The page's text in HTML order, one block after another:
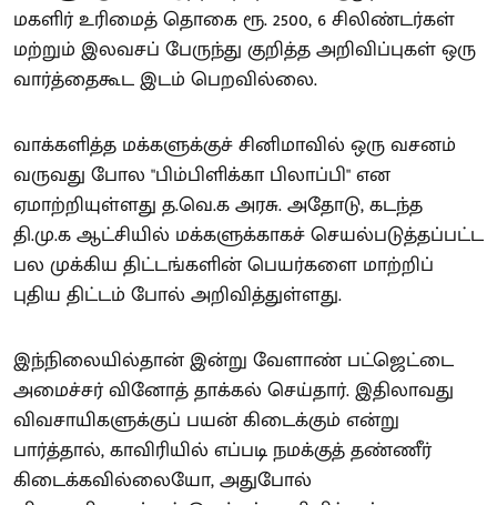
மகளிர் உரிமைத் தொகை ரூ. 2500, 6 சிலிண்டர்கள்
மற்றும் இலவசப் பேருந்து குறித்த அறிவிப்புகள் ஒரு
வார்த்தைகூட இடம் பெறவில்லை.
வாக்களித்த மக்களுக்குச் சினிமாவில் ஒரு வசனம்
வருவது போல "பிம்பிளிக்கா பிலாப்பி" என
ஏமாற்றியுள்ளது த.வெ.க அரசு. அதோடு, கடந்த
தி.மு.க ஆட்சியில் மக்களுக்காகச் செயல்படுத்தப்பட்ட
பல முக்கிய திட்டங்களின் பெயர்களை மாற்றிப்
புதிய திட்டம் போல் அறிவித்துள்ளது.
இந்நிலையில்தான் இன்று வேளாண் பட்ஜெட்டை
அமைச்சர் வினோத் தாக்கல் செய்தார். இதிலாவது
விவசாயிகளுக்குப் பயன் கிடைக்கும் என்று
பார்த்தால், காவிரியில் எப்படி நமக்குத் தண்ணீர்
கிடைக்கவில்லையோ, அதுபோல்